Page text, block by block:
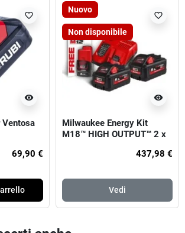
visibility
favorite_border
Ventosa
69,90 €
Nuovo
Non disponibile
visibility
favorite_border
Milwaukee Energy Kit
M18™ HIGH OUTPUT™ 2 x
437,98 €
Vedi